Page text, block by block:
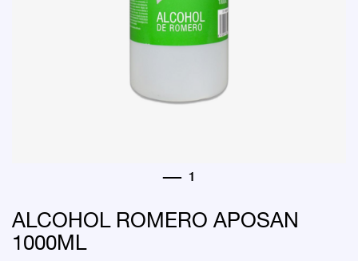
ALCOHOL ROMERO APOSAN
1000ML